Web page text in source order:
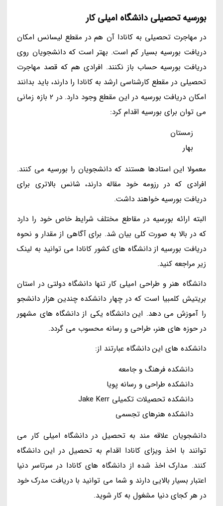
بورسیه تحصیلی دانشگاه امیلی کار
در مهاجرت تحصیلی به کانادا آن هم در مقطع لیسانس امکان
دریافت بورسیه بسیار کم است. بهتر است که دانشجویان روی
دریافت بورسیه حساب باز نکنند. افرادی هم که قصد مهاجرت
تحصیلی در مقطع کارشناسی ارشد به کانادا را دارند، باید بدانند
امکان دریافت بورسیه در این مقطع وجود دارد. در 2 بازه زمانی
می توان برای بورسیه اقدام کرد:
زمستان
بهار
معمولا این استادها هستند که دانشجویان را بورسیه می کنند.
افرادی که در رزومه خود مقاله دارند، شانس بالاتری برای
دریافت بورسیه خواهند داشت.
البته ارائه بورسیه در مقاطع مختلف شرایط خاص خود را دارد
که در بالا به صورت کلی بیان شد. برای آگاهی از مقدار و نحوه
دریافت بورسیه از دانشگاه های کشور کانادا می توانید به لینک
زیر مراجعه کنید.
دانشگاه هنر و طراحی امیلی کار تنها دانشگاه دولتی در استان
بریتیش کلمبیا است که در چهار دانشکده چندین هزار دانشجو
را آموزش می دهد. این دانشگاه یکی از دانشگاه های مشهور
در حوزه های هنر، طراحی و رسانه محسوب می گردد.
دانشکده های این دانشگاه عبارتند از:
دانشکده فرهنگ و جامعه
دانشکده طراحی و رسانه پویا
دانشکده تحصیلات تکمیلی Jake Kerr
دانشکده هنرهای تجسمی
دانشجویان علاقه مند به تحصیل در دانشگاه امیلی کار می
توانند با اخذ ویزای کانادا اقدام به تحصیل در این دانشگاه
کنند. مدارک اخذ شده از دانشگاه های کانادا در سرتاسر دنیا
اعتبار بسیار بالایی دارند و شما می توانید با دریافت مدرک خود
در هر کجای دنیا مشغول به کار شوید.